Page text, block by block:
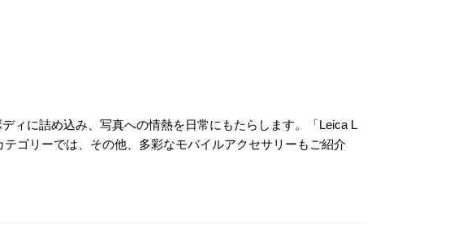
ィに詰め込み、写真への情熱を日常にもたらします。「Leica L
ゴリーでは、その他、多彩なモバイルアクセサリーもご紹介